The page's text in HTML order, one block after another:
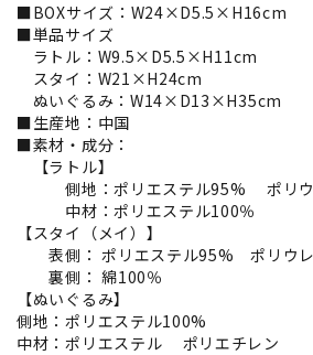
■BOXサイズ：W24×D5.5×H16cm
■単品サイズ
ラトル：W9.5×D5.5×H11cm
スタイ：W21×H24cm
ぬいぐるみ：W14×D13×H35cm
■生産地：中国
■素材・成分：
【ラトル】
側地：ポリエステル95% ポリウ
中材：ポリエステル100％
【スタイ（メイ）】
表側： ポリエステル95% ポリウレ
裏側： 綿100％
【ぬいぐるみ】
側地：ポリエステル100%
中材：ポリエステル ポリエチレン